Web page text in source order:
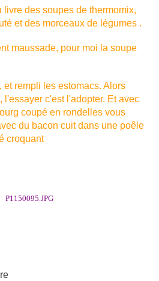
livre des soupes de thermomix,
et des morceaux de légumes .
maussade, pour moi la soupe
et rempli les estomacs. Alors
l'essayer c'est l'adopter. Et avec
coupé en rondelles vous
du bacon cuit dans une poêle
croquant